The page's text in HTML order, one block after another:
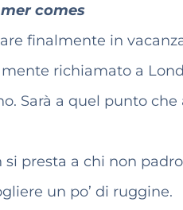
comes
finalmente in
richiamato a
Sarà a quel punto che
presta a chi non
un po’ di ruggine.